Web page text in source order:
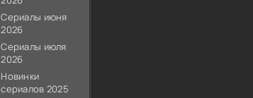
Сериалы июня
2026
Сериалы июля
2026
Новинки
сериалов 2025